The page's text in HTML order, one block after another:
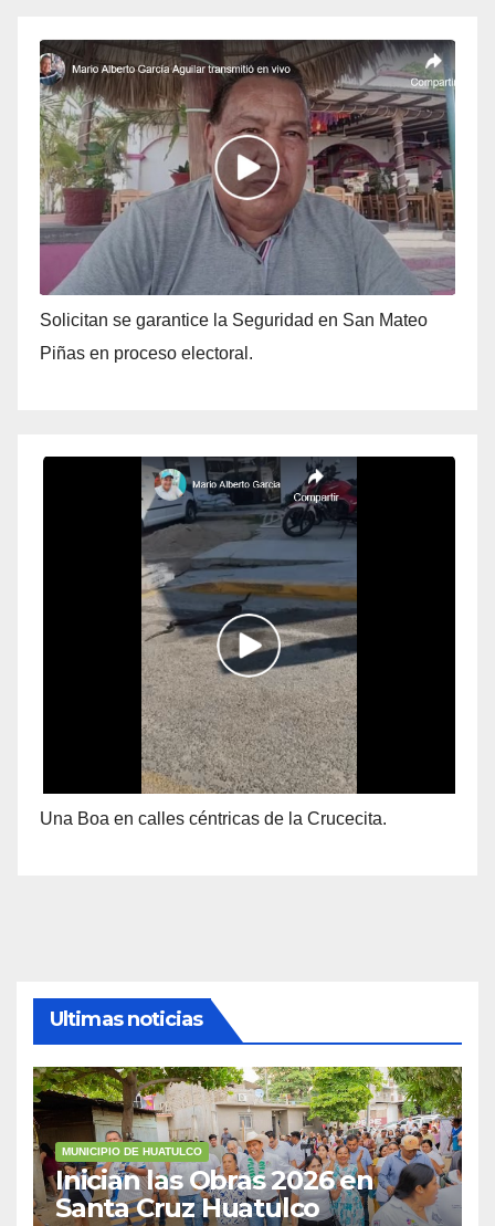
Solicitan se garantice la Seguridad en San Mateo
Piñas en proceso electoral.
Una Boa en calles céntricas de la Crucecita.
Ultimas noticias
MUNICIPIO DE HUATULCO
Inician las Obras 2026 en
Santa Cruz Huatulco